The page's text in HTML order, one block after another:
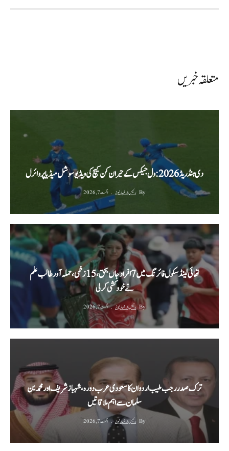
متعلقہ خبریں
دی ہنڈریڈ 2026: ول جیکس کے حیران کن کیچ کی ویڈیو سوشل میڈیا پر وائرل
By رئیس الاخبار نیوز اگست 7, 2026
تھائی لینڈ سکول فائرنگ میں 7 افراد جاں بحق، 15 زخمی، حملہ آور طالب علم
نے خودکشی کر لی
By رئیس الاخبار نیوز اگست 7, 2026
ترک صدر رجب طیب اردوان کا سعودی عرب دورہ، شہباز شریف اور محمد بن
سلمان سے اہم ملاقاتیں
By رئیس الاخبار نیوز اگست 7, 2026